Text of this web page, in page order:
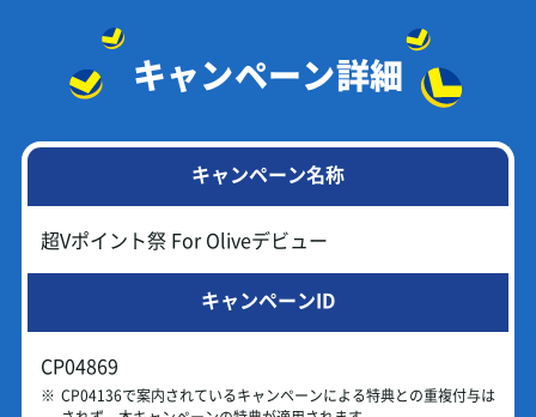
キャンペーン詳細
キャンペーン名称
超Vポイント祭 For Oliveデビュー
キャンペーンID
CP04869
※ CP04136で案内されているキャンペーンによる特典との重複付与は